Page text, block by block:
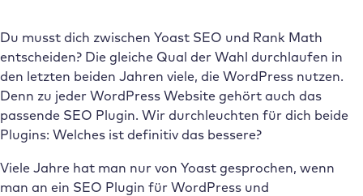
Du musst dich zwischen Yoast SEO und Rank Math
entscheiden? Die gleiche Qual der Wahl durchlaufen in
den letzten beiden Jahren viele, die WordPress nutzen.
Denn zu jeder WordPress Website gehört auch das
passende SEO Plugin. Wir durchleuchten für dich beide
Plugins: Welches ist definitiv das bessere?
Viele Jahre hat man nur von Yoast gesprochen, wenn
man an ein SEO Plugin für WordPress und